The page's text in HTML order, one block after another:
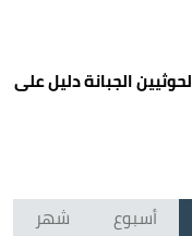
الجبانة دليل على
أسبوع شهر